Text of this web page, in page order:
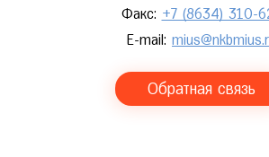
Факс: +7 (8634) 310-
E-mail:
Обратная связь